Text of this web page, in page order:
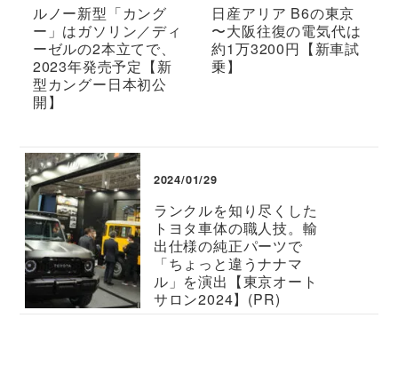
ルノー新型「カング
ー」はガソリン／ディ
ーゼルの2本立てで、
2023年発売予定【新
型カングー日本初公
開】
日産アリア B6の東京
〜大阪往復の電気代は
約1万3200円【新車試
乗】
2024/01/29
ランクルを知り尽くした
トヨタ車体の職人技。輸
出仕様の純正パーツで
「ちょっと違うナナマ
ル」を演出【東京オート
サロン2024】(PR)